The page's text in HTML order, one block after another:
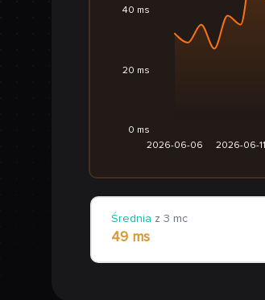
2026-06-06 2026-06-11
0 ms
20 ms
40 ms
Średnia z 3 mc
49 ms